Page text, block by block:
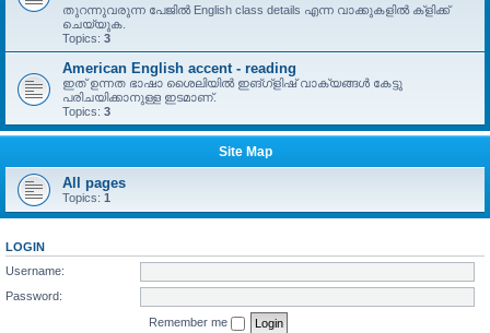
തുറന്നുവരുന്ന പേജിൽ English class details എന്ന വാക്കുകളിൽ ക്ളിക്ക്
ചെയ്യുക.
Topics: 3
American English accent - reading
ഇത് ഉന്നത ഭാഷാ ശൈലിയിൽ ഇങ്ഗ്ളിഷ് വാക്യങ്ങൾ കേട്ടു
പരിചയിക്കാനുള്ള ഇടമാണ്.
Topics: 3
Site Map
All pages
Topics: 1
LOGIN
Username:
Password:
Remember me